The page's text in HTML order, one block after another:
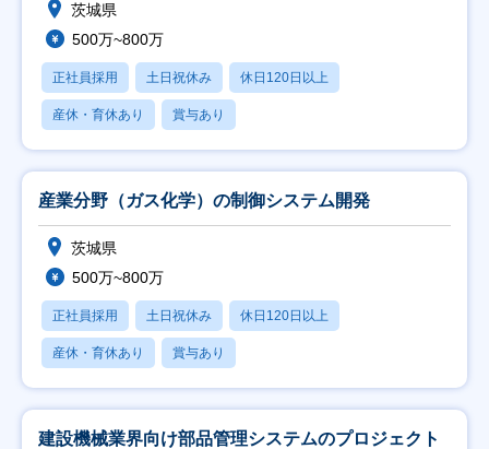
茨城県
500万~800万
正社員採用 土日祝休み 休日120日以上
産休・育休あり 賞与あり
産業分野（ガス化学）の制御システム開発
茨城県
500万~800万
正社員採用 土日祝休み 休日120日以上
産休・育休あり 賞与あり
建設機械業界向け部品管理システムのプロジェクト